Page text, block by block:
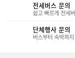
전세버스 문의
쉽고 빠르게 전세
단체행사 문의
버스부터 숙박까